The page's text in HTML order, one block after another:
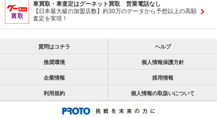
車買取・車査定はグーネット買取 営業電話なし
【日本最大級の加盟店数】約30万のデータから予想以上の高額
査定を実現！
質問はコチラ ヘルプ
推奨環境 個人情報保護方針
企業情報 採用情報
利用規約 個人情報の取扱いについて